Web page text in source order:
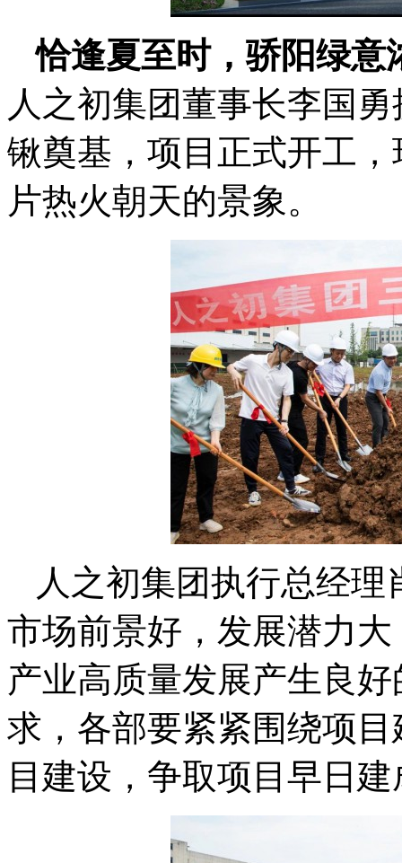
恰逢夏至时，骄阳绿意
人之初集团董事长李国
锹奠基，项目正式开工
片热火朝天的景象。
人之初集团执行总经
市场前景好，发展潜力
产业高质量发展产生良
求，各部要紧紧围绕项
目建设，争取项目早日